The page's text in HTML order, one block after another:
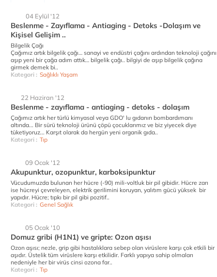
04 Eylül '12
Beslenme - Zayıflama - Antiaging - Detoks -Dolaşım ve
Kişisel Gelişim ..
Bilgelik Çağı
Çağımız artık bilgelik çağı… sanayi ve endüstri çağını ardından teknoloji çağını
aşıp yeni bir çağa adım attık… bilgelik çağı.. bilgiyi de aşıp bilgelik çağına
girmek demek bi..
Kategori : Sağlıklı Yaşam
22 Haziran '12
Beslenme - zayıflama - antiaging - detoks - dolaşım
Çağımız artık her türlü kimyasal veya GDO' lu gıdanın bombardımanı
altında... Bir sürü teknoloji ürünü çöpü çocuklarımız ve biz yiyecek diye
tüketiyoruz... Karşıt olarak da hergün yeni organik gıda..
Kategori : Tıp
09 Ocak '12
Akupunktur, ozopunktur, karboksipunktur
Vücudumuzda bulunan her hücre (-90) mili-voltluk bir pil gibidir. Hücre zarı
ise hücreyi çevreleyen, elektrik gerilimini koruyan, yalıtım gücü yüksek bir
yapıdır. Hücre; tıpkı bir pil gibi pozitif..
Kategori : Genel Sağlık
05 Ocak '10
Domuz gribi (H1N1) ve gripte: Ozon aşısı
Ozon aşısı; nezle, grip gibi hastalıklara sebep olan virüslere karşı çok etkili bir
aşıdır. Üstelik tüm virüslere karşı etkilidir. Farklı yapıya sahip olmaları
nedeniyle her bir virüs cinsi ozona far..
Kategori : Tıp